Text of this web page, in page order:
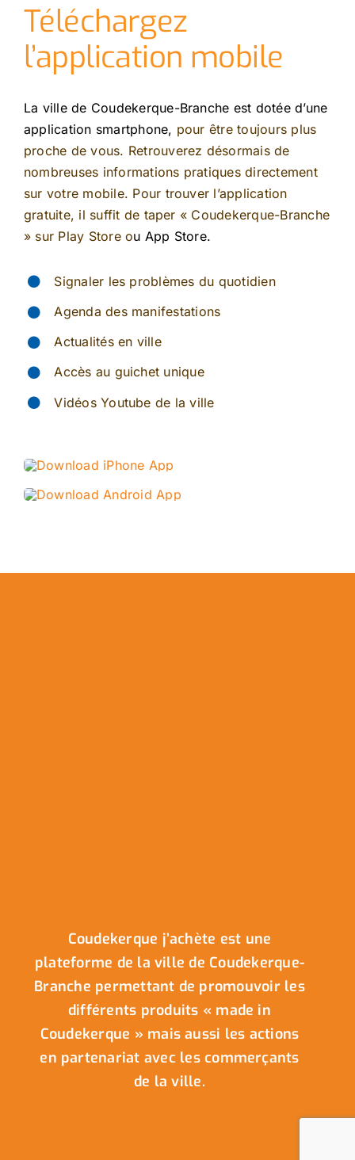
Téléchargez
l’application mobile
La ville de Coudekerque-Branche est dotée d’une
application smartphone, pour être toujours plus
proche de vous. Retrouverez désormais de
nombreuses informations pratiques directement
sur votre mobile. Pour trouver l’application
gratuite, il suffit de taper « Coudekerque-Branche
» sur Play Store ou App Store.
Signaler les problèmes du quotidien
Agenda des manifestations
Actualités en ville
Accès au guichet unique
Vidéos Youtube de la ville
Coudekerque j’achète est une
plateforme de la ville de Coudekerque-
Branche permettant de promouvoir les
différents produits « made in
Coudekerque » mais aussi les actions
en partenariat avec les commerçants
de la ville.